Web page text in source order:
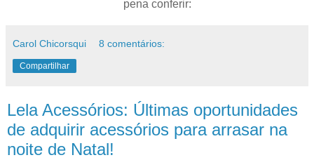
pena conferir:
Carol Chicorsqui 8 comentários:
Compartilhar
Lela Acessórios: Últimas oportunidades
de adquirir acessórios para arrasar na
noite de Natal!